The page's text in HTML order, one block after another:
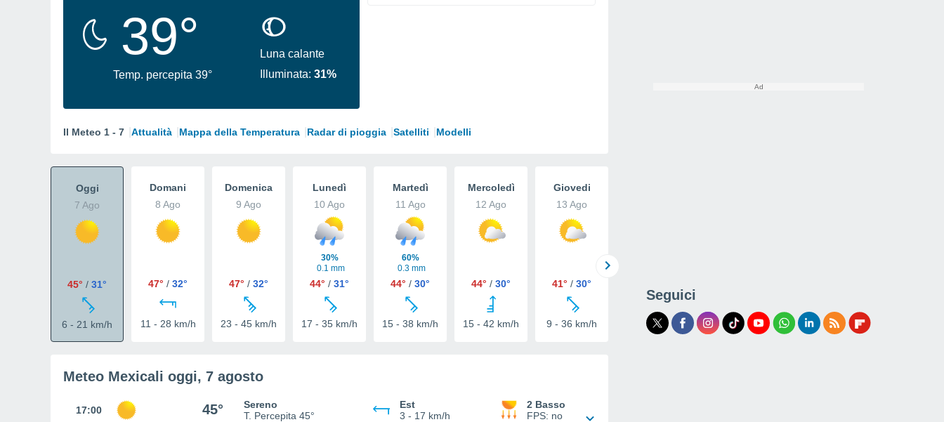
39°
Temp. percepita 39°
Luna calante
Illuminata:31%
Il Meteo 1 - 7 Attualità Mappa della Temperatura Radar di pioggia Satelliti Modelli
Oggi
7 Ago
45° / 31°
6 - 21 km/h
Domani
8 Ago
47° / 32°
11 - 28 km/h
Domenica
9 Ago
47° / 32°
23 - 45 km/h
Lunedì
10 Ago
30%
0.1 mm
44° / 31°
17 - 35 km/h
Martedì
11 Ago
60%
0.3 mm
44° / 30°
15 - 38 km/h
Mercoledì
12 Ago
44° / 30°
15 - 42 km/h
Giovedi
13 Ago
41° / 30°
9 - 36 km/h
Meteo Mexicali oggi, 7 agosto
17:00 45°
Sereno
T. Percepita 45°
Est
3 - 17 km/h
2 Basso
FPS: no
Seguici